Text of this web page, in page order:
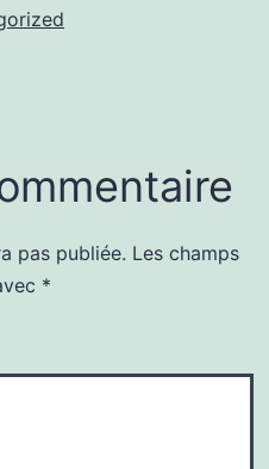
pas publiée. Les champs
*